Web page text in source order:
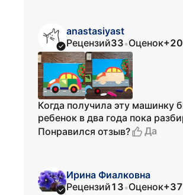
anastasiyast
Рецензий33•Оценок+20
Когда получила эту машинку
ребенок в два года пока
Понравился отзыв?
Да
Ирина Фиалковна
Рецензий13•Оценок+37